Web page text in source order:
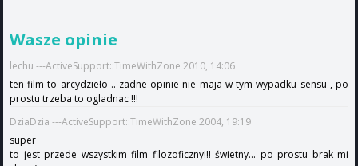
Wasze opinie
lechu ---ActiveSupport::TimeWithZone 2010, 14:06
ten film to arcydzieło .. zadne opinie nie maja w tym wypadku sensu , po
prostu trzeba to ogladnac !!!
DziaDzia ---ActiveSupport::TimeWithZone 2004, 19:19
super
to jest przede wszystkim film filozoficzny!!! świetny... po prostu brak mi